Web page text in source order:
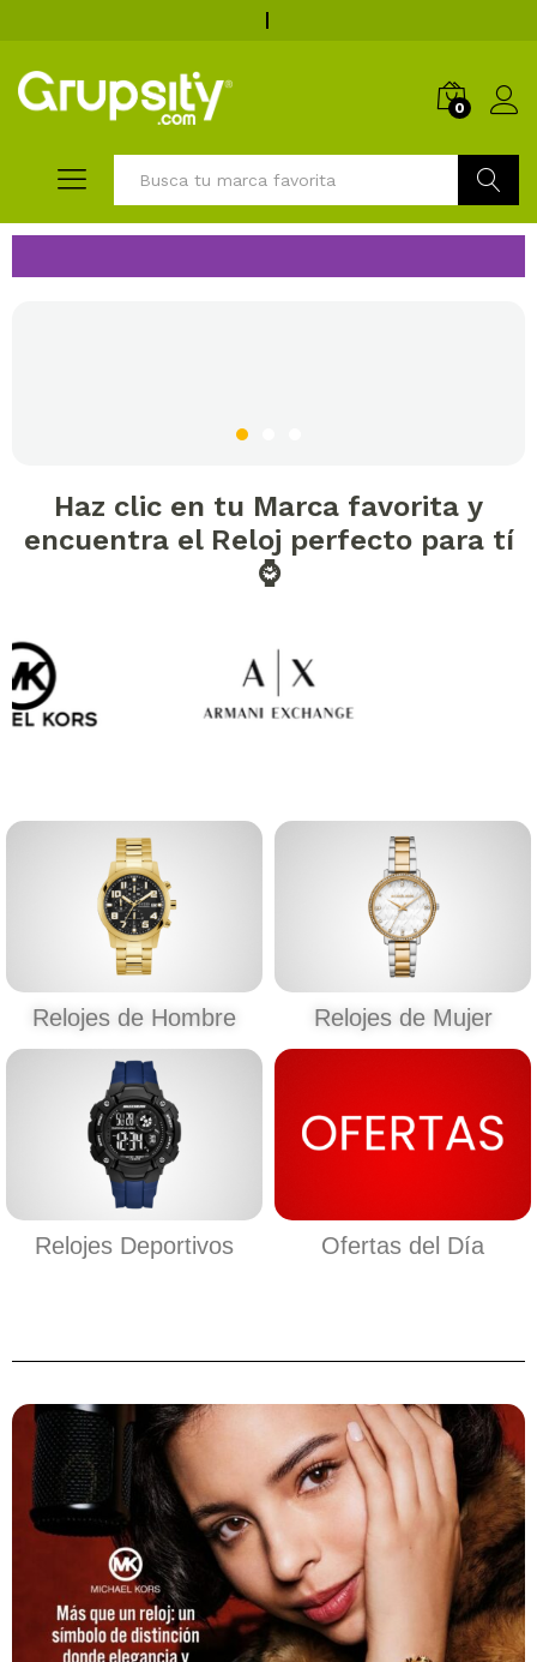
0
Buscar
Haz clic en tu Marca favorita y
encuentra el Reloj perfecto para tí
⌚
Relojes de Hombre Relojes de Mujer
Relojes Deportivos Ofertas del Día